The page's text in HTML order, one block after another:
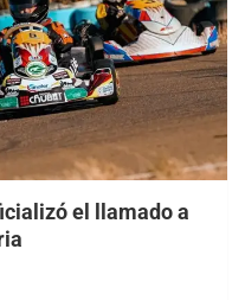
el llamado a